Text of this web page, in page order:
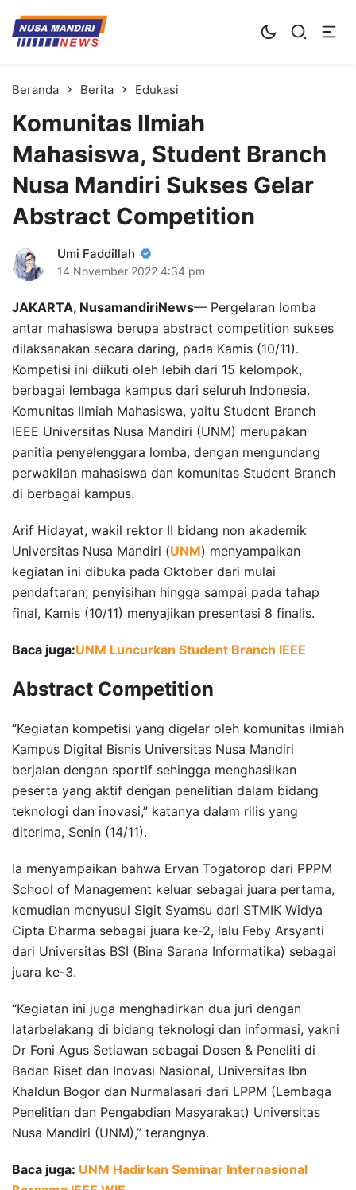
Kampus Digital Bisnis
Universitas Nusa Mandiri
Beranda Berita Edukasi
Komunitas Ilmiah
Mahasiswa, Student Branch
Nusa Mandiri Sukses Gelar
Abstract Competition
Umi Faddillah
14 November 2022 4:34 pm
JAKARTA, NusamandiriNews— Pergelaran lomba
antar mahasiswa berupa abstract competition sukses
dilaksanakan secara daring, pada Kamis (10/11).
Kompetisi ini diikuti oleh lebih dari 15 kelompok,
berbagai lembaga kampus dari seluruh Indonesia.
Komunitas Ilmiah Mahasiswa, yaitu Student Branch
IEEE Universitas Nusa Mandiri (UNM) merupakan
panitia penyelenggara lomba, dengan mengundang
perwakilan mahasiswa dan komunitas Student Branch
di berbagai kampus.
Arif Hidayat, wakil rektor II bidang non akademik
Universitas Nusa Mandiri (UNM) menyampaikan
kegiatan ini dibuka pada Oktober dari mulai
pendaftaran, penyisihan hingga sampai pada tahap
final, Kamis (10/11) menyajikan presentasi 8 finalis.
Baca juga:UNM Luncurkan Student Branch IEEE
Abstract Competition
“Kegiatan kompetisi yang digelar oleh komunitas ilmiah
Kampus Digital Bisnis Universitas Nusa Mandiri
berjalan dengan sportif sehingga menghasilkan
peserta yang aktif dengan penelitian dalam bidang
teknologi dan inovasi,” katanya dalam rilis yang
diterima, Senin (14/11).
Ia menyampaikan bahwa Ervan Togatorop dari PPPM
School of Management keluar sebagai juara pertama,
kemudian menyusul Sigit Syamsu dari STMIK Widya
Cipta Dharma sebagai juara ke-2, lalu Feby Arsyanti
dari Universitas BSI (Bina Sarana Informatika) sebagai
juara ke-3.
“Kegiatan ini juga menghadirkan dua juri dengan
latarbelakang di bidang teknologi dan informasi, yakni
Dr Foni Agus Setiawan sebagai Dosen & Peneliti di
Badan Riset dan Inovasi Nasional, Universitas Ibn
Khaldun Bogor dan Nurmalasari dari LPPM (Lembaga
Penelitian dan Pengabdian Masyarakat) Universitas
Nusa Mandiri (UNM),” terangnya.
Baca juga: UNM Hadirkan Seminar Internasional